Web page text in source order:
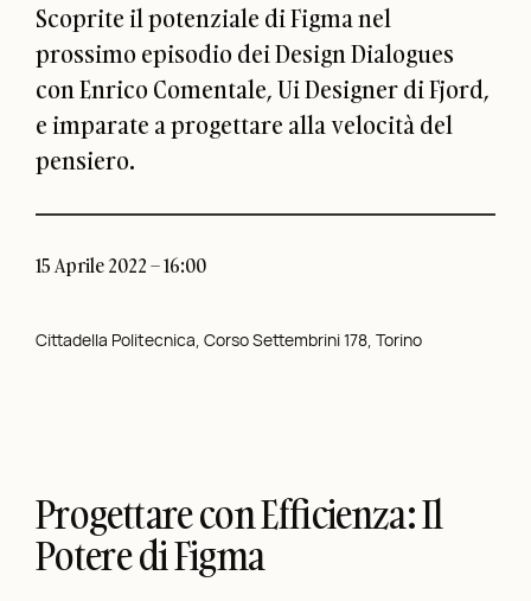
Scoprite il potenziale di Figma nel
prossimo episodio dei Design Dialogues
con Enrico Comentale, Ui Designer di Fjord,
e imparate a progettare alla velocità del
pensiero.
15 Aprile 2022 – 16:00
Cittadella Politecnica, Corso Settembrini 178, Torino
Progettare con Efficienza: Il
Potere di Figma